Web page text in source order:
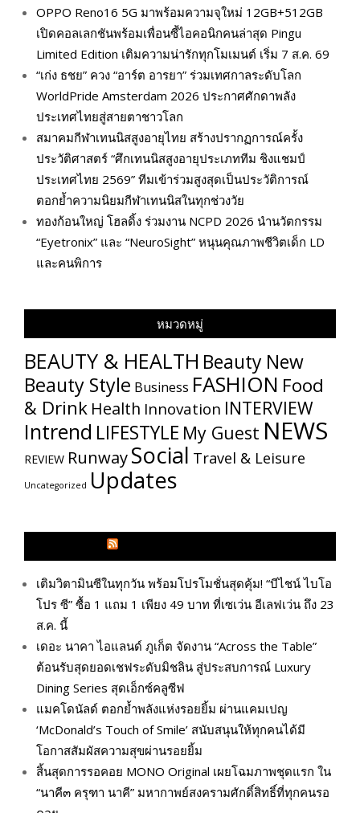
OPPO Reno16 5G มาพร้อมความจุใหม่ 12GB+512GB
เปิดคอลเลกชันพร้อมเพื่อนซี้ไอคอนิกคนล่าสุด Pingu
Limited Edition เติมความน่ารักทุกโมเมนต์ เริ่ม 7 ส.ค. 69
“เก่ง ธชย” ควง “อาร์ต อารยา” ร่วมเทศกาลระดับโลก
WorldPride Amsterdam 2026 ประกาศศักดาพลัง
ประเทศไทยสู่สายตาชาวโลก
สมาคมกีฬาเทนนิสสูงอายุไทย สร้างปรากฏการณ์ครั้ง
ประวัติศาสตร์ “ศึกเทนนิสสูงอายุประเภททีม ชิงแชมป์
ประเทศไทย 2569” ทีมเข้าร่วมสูงสุดเป็นประวัติการณ์
ตอกย้ำความนิยมกีฬาเทนนิสในทุกช่วงวัย
ทองก้อนใหญ่ โฮลดิ้ง ร่วมงาน NCPD 2026 นำนวัตกรรม
“Eyetronix” และ “NeuroSight” หนุนคุณภาพชีวิตเด็ก LD
และคนพิการ
หมวดหมู่
BEAUTY & HEALTH Beauty New
Beauty Style Business FASHION Food
& Drink Health Innovation INTERVIEW
Intrend LIFESTYLE My​ Guest NEWS
REVIEW RunwaySocial Travel & Leisure
Uncategorized Updates
เติมวิตามินซีในทุกวัน พร้อมโปรโมชั่นสุดคุ้ม! “บีไชน์ ไบโอ
โปร ซี” ซื้อ 1 แถม 1 เพียง 49 บาท ที่เซเว่น อีเลฟเว่น ถึง 23
ส.ค. นี้
เดอะ นาคา ไอแลนด์ ภูเก็ต จัดงาน “Across the Table”
ต้อนรับสุดยอดเชฟระดับมิชลิน สู่ประสบการณ์ Luxury
Dining Series สุดเอ็กซ์คลูซีฟ
แมคโดนัลด์ ตอกย้ำพลังแห่งรอยยิ้ม ผ่านแคมเปญ
‘McDonald’s Touch of Smile’ สนับสนุนให้ทุกคนได้มี
โอกาสสัมผัสความสุขผ่านรอยยิ้ม
สิ้นสุดการรอคอย MONO Original เผยโฉมภาพชุดแรก ใน
“นาคี๓ ครุฑา นาคี” มหากาพย์สงครามศักดิ์สิทธิ์ที่ทุกคนรอ